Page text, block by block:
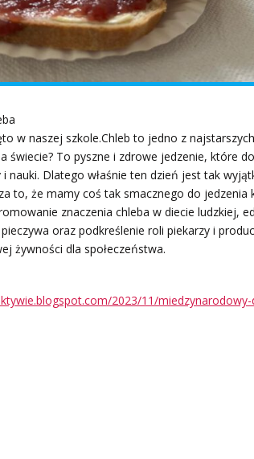
w naszej szkole.Chleb to jedno z
świecie? To pyszne i zdrowe jedzenie, które
nauki. Dlatego właśnie ten dzień jest tak
to, że mamy coś tak smacznego do jedzenia
znaczenia chleba w diecie ludzkiej,
oraz podkreślenie roli piekarzy i
żywności dla społeczeństwa.
2023/11/miedzynarodowy-